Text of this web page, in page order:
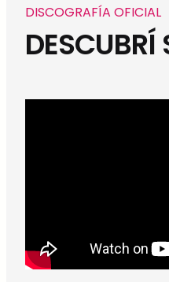
DISCOGRAFÍA OFICIAL